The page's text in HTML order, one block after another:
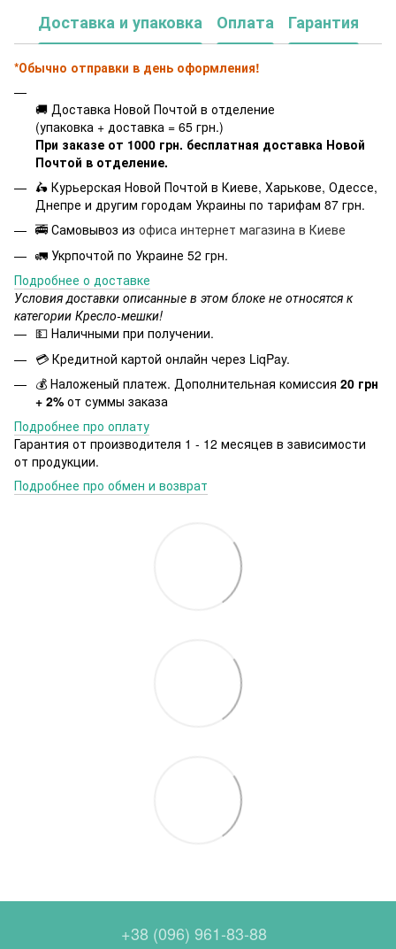
Доставка и упаковка Оплата Гарантия
*Обычно отправки в день оформления!
🚚 Доставка Новой Почтой в отделение
(упаковка + доставка = 65 грн.)
При заказе от 1000 грн. бесплатная доставка Новой
Почтой в отделение.
🛵 Курьерская Новой Почтой в Киеве, Харькове, Одессе,
Днепре и другим городам Украины по тарифам 87 грн.
🚎 Самовывоз из офиса интернет магазина в Киеве
🚛 Укрпочтой по Украине 52 грн.
Подробнее о доставке
Условия доставки описанные в этом блоке не относятся к
категории Кресло-мешки!
💵 Наличными при получении.
💳 Кредитной картой онлайн через LiqPay.
💰 Наложеный платеж. Дополнительная комиссия 20 грн
+ 2% от суммы заказа
Подробнее про оплату
Гарантия от производителя 1 - 12 месяцев в зависимости
от продукции.
Подробнее про обмен и возврат
+38 (096) 961-83-88